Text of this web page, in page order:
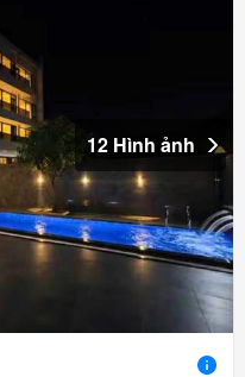
12 Hình ảnh